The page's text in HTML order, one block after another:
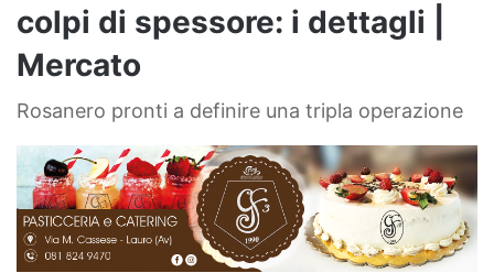
colpi di spessore: i dettagli |
Mercato
Rosanero pronti a definire una tripla operazione